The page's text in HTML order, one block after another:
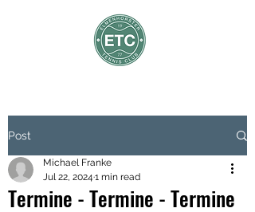
Post
Termine - Termine - Termine
Michael Franke
Jul 22, 2024 1 min read